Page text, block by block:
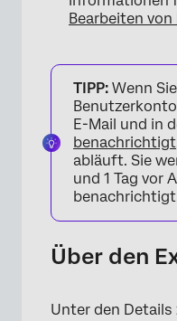
Bearbeiten
TIPP: Wenn
E-Mail und in
benachrichtigt
abläuft. Sie
und 1 Tag vor
Über den
Unter den Details